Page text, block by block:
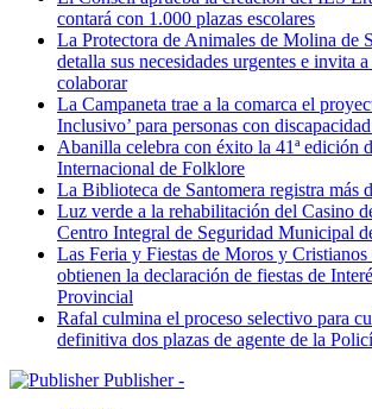
contará con 1.000 plazas escolares
La Protectora de Animales de Molina de
detalla sus necesidades urgentes e invita
colaborar
La Campaneta trae a la comarca el
Inclusivo’ para personas con
Abanilla celebra con éxito la 41ª edición
Internacional de Folklore
La Biblioteca de Santomera registra más
Luz verde a la rehabilitación del Casino
Centro Integral de Seguridad Municipal
Las Feria y Fiestas de Moros y
obtienen la declaración de fiestas de
Provincial
Rafal culmina el proceso selectivo para
definitiva dos plazas de agente de la
Publisher -